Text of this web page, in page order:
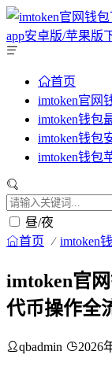
首页
imtoken官网
imtoken钱包
imtoken钱包
imtoken钱包
昼/夜
首页 imtoken
imtoken官
代币操作全
qbadmin 2026